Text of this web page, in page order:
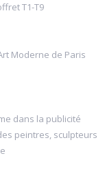
T1-T9
Moderne de Paris
dans la publicité
peintres, sculpteurs